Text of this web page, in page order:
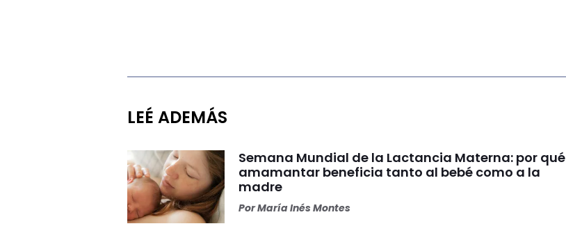
LEÉ ADEMÁS
Semana Mundial de la Lactancia Materna: por qué
amamantar beneficia tanto al bebé como a la
madre
PorMaría Inés Montes